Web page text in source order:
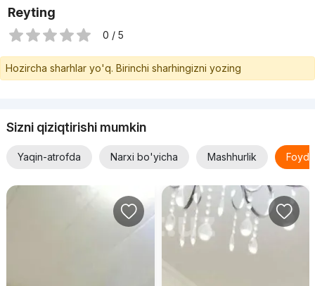
Reyting
0 / 5
Hozircha sharhlar yo'q. Birinchi sharhingizni yozing
Sizni qiziqtirishi mumkin
Yaqin-atrofda Narxi bo'yicha Mashhurlik